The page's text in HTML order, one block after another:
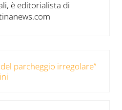
è editorialista di
parcheggio irregolare”